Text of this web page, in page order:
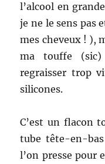
l’alcool en
je ne le sens pas
mes cheveux ! ),
ma touffe
regraisser trop
silicones.
C’est un flacon
tube tête-en-
l’on presse pour